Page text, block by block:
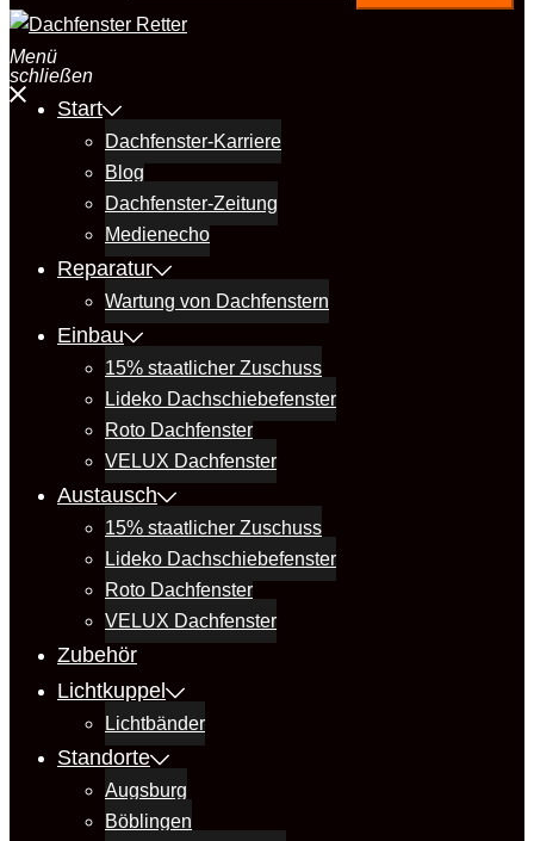
Menü
schließen
Start
Dachfenster-Karriere
Blog
Dachfenster-Zeitung
Medienecho
Reparatur
Wartung von Dachfenstern
Einbau
15% staatlicher Zuschuss
Lideko Dachschiebefenster
Roto Dachfenster
VELUX Dachfenster
Austausch
15% staatlicher Zuschuss
Lideko Dachschiebefenster
Roto Dachfenster
VELUX Dachfenster
Zubehör
Lichtkuppel
Lichtbänder
Standorte
Augsburg
Böblingen